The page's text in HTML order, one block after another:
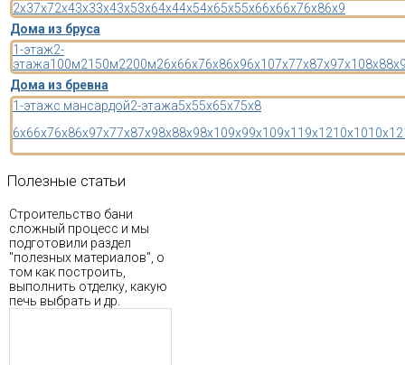
2x37x72x43x33x43x53x64x44x54x65x55x66x66x76x86x9
Дома из бруса
1-этаж2-
этажа100м2150м2200м26x66x76x86x96x107x77x87x97x108x8
Дома из бревна
1-этажс мансардой2-этажа5x55x65x75x8
6x66x76x86x97x77x87x98x88x98x109x99x109x11 9x1210x1010x12
Полезные статьи
Строительство бани
сложный процесс и мы
подготовили раздел
"полезных материалов", о
том как построить,
выполнить отделку, какую
печь выбрать и др.